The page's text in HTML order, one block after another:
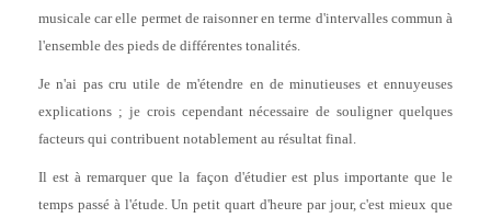
musicale car elle permet de raisonner en terme d'intervalles commun à
l'ensemble des pieds de différentes tonalités.
Je n'ai pas cru utile de m'étendre en de minutieuses et ennuyeuses
explications ; je crois cependant nécessaire de souligner quelques
facteurs qui contribuent notablement au résultat final.
Il est à remarquer que la façon d'étudier est plus importante que le
temps passé à l'étude. Un petit quart d'heure par jour, c'est mieux que